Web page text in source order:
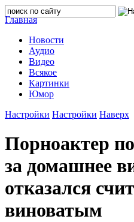
Главная
Новости
Аудио
Видео
Всякое
Картинки
Юмор
Настройки Настройки Наверх
Порноактер
за домашнее
отказался
виноватым